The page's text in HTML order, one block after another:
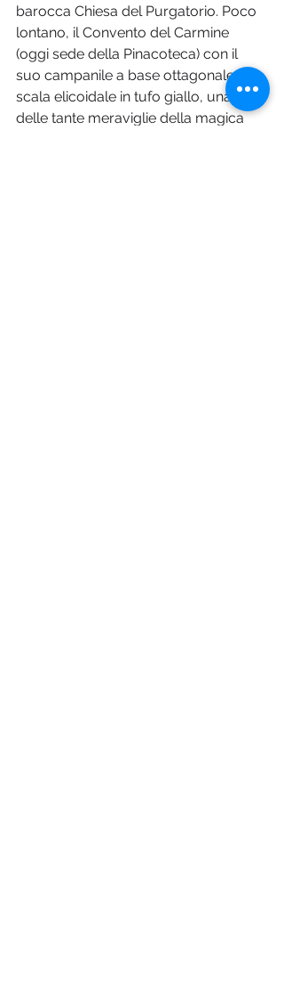
barocca Chiesa del Purgatorio. Poco
lontano, il Convento del Carmine
(oggi sede della Pinacoteca) con il
suo campanile a base ottagonale e la
scala elicoidale in tufo giallo, una
delle tante meraviglie della magica